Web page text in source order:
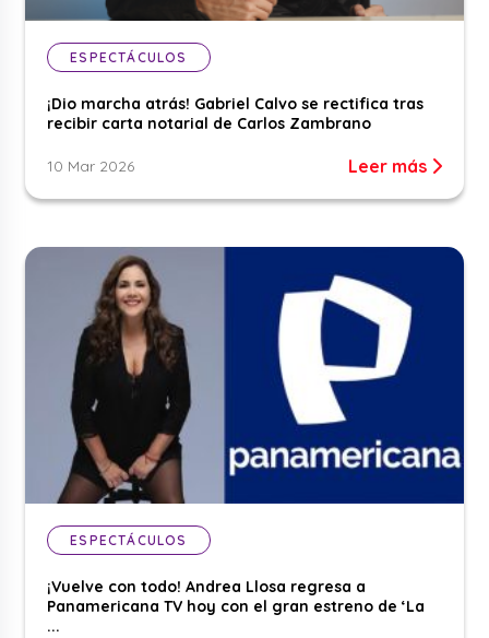
ESPECTÁCULOS
¡Dio marcha atrás! Gabriel Calvo se rectifica tras
recibir carta notarial de Carlos Zambrano
10 Mar 2026 Leer más
ESPECTÁCULOS
¡Vuelve con todo! Andrea Llosa regresa a
Panamericana TV hoy con el gran estreno de ‘La
...